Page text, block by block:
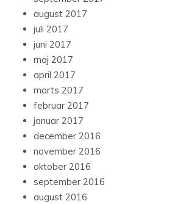
august 2017
juli 2017
juni 2017
maj 2017
april 2017
marts 2017
februar 2017
januar 2017
december 2016
november 2016
oktober 2016
september 2016
august 2016